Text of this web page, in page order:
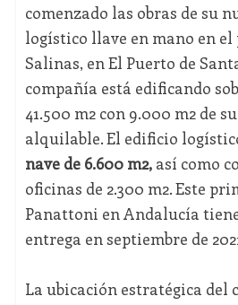
comenzado las obras de su
logístico llave en mano en el
Salinas, en El Puerto de
compañía está edificando
41.500 m2 con 9.000 m2 de
alquilable. El edificio
nave de 6.600 m2,así como
oficinas de 2.300 m2. Este
Panattoni en Andalucía
entrega en septiembre de
La ubicación estratégica del